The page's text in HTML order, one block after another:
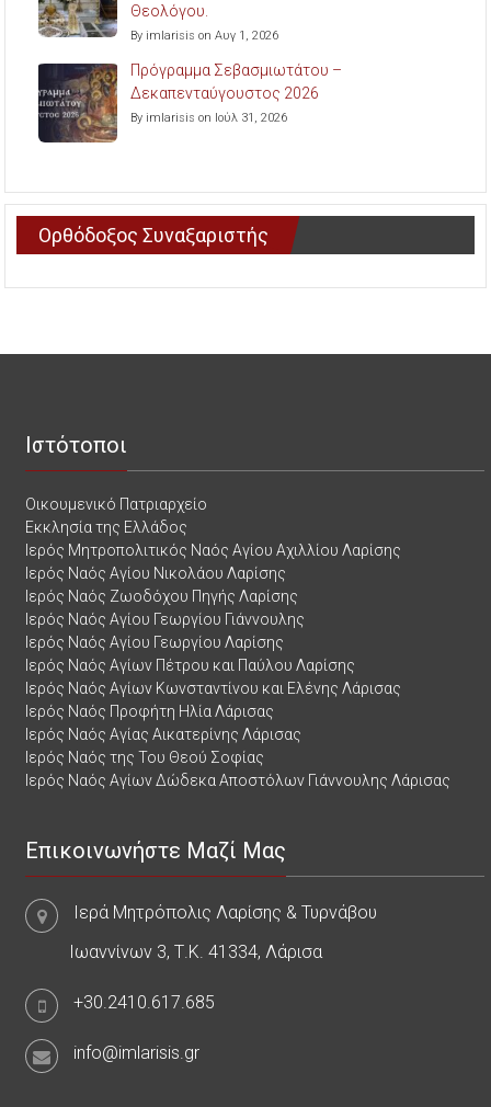
Θεολόγου.
By imlarisis on Αυγ 1, 2026
Πρόγραμμα Σεβασμιωτάτου –
Δεκαπενταύγουστος 2026
By imlarisis on Ιούλ 31, 2026
Ορθόδοξος Συναξαριστής
Ιστότοποι
Οικουμενικό Πατριαρχείο
Εκκλησία της Ελλάδος
Ιερός Μητροπολιτικός Ναός Αγίου Αχιλλίου Λαρίσης
Ιερός Ναός Αγίου Νικολάου Λαρίσης
Ιερός Ναός Ζωοδόχου Πηγής Λαρίσης
Ιερός Ναός Αγίου Γεωργίου Γιάννουλης
Ιερός Ναός Αγίου Γεωργίου Λαρίσης
Ιερός Ναός Αγίων Πέτρου και Παύλου Λαρίσης
Ιερός Ναός Αγίων Κωνσταντίνου και Ελένης Λάρισας
Ιερός Ναός Προφήτη Ηλία Λάρισας
Ιερός Ναός Αγίας Αικατερίνης Λάρισας
Ιερός Ναός της Του Θεού Σοφίας
Ιερός Ναός Αγίων Δώδεκα Αποστόλων Γιάννουλης Λάρισας
Επικοινωνήστε Μαζί Μας
Ιερά Μητρόπολις Λαρίσης & Τυρνάβου
Ιωαννίνων 3, Τ.Κ. 41334, Λάρισα
+30.2410.617.685
info@imlarisis.gr